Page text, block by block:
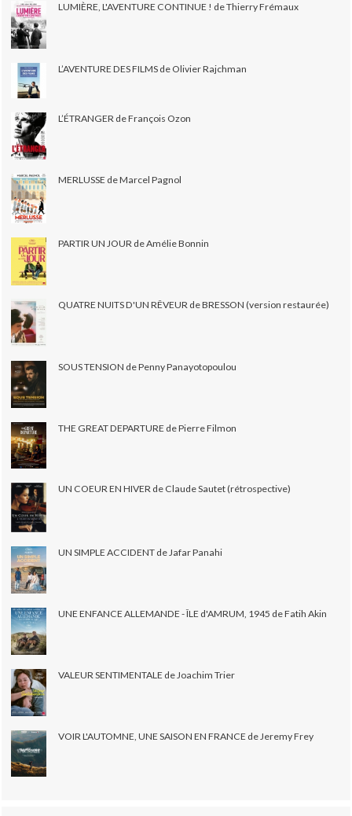
LUMIÈRE, L'AVENTURE CONTINUE ! de Thierry Frémaux
L’AVENTURE DES FILMS de Olivier Rajchman
L’ÉTRANGER de François Ozon
MERLUSSE de Marcel Pagnol
PARTIR UN JOUR de Amélie Bonnin
QUATRE NUITS D'UN RÊVEUR de BRESSON (version restaurée)
SOUS TENSION de Penny Panayotopoulou
THE GREAT DEPARTURE de Pierre Filmon
UN COEUR EN HIVER de Claude Sautet (rétrospective)
UN SIMPLE ACCIDENT de Jafar Panahi
UNE ENFANCE ALLEMANDE - ÎLE d'AMRUM, 1945 de Fatih Akin
VALEUR SENTIMENTALE de Joachim Trier
VOIR L'AUTOMNE, UNE SAISON EN FRANCE de Jeremy Frey